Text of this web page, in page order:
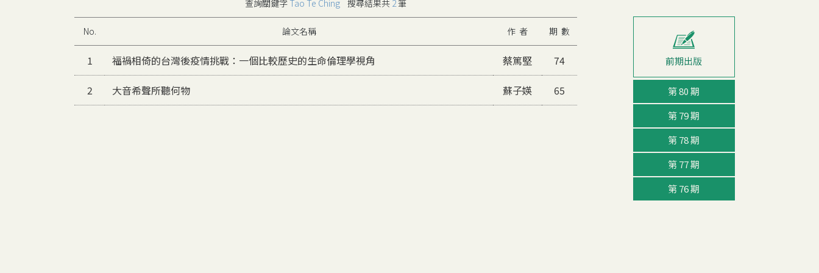
查詢關鍵字 Tao Te Ching 搜尋結果共 2筆
No. 論文名稱 作 者 期 數
1 福禍相倚的台灣後疫情挑戰：一個比較歷史的生命倫理學視角 蔡篤堅 74
2 大音希聲所聽何物 蘇子媖 65
第 80 期
第 79 期
第 78 期
第 77 期
第 76 期